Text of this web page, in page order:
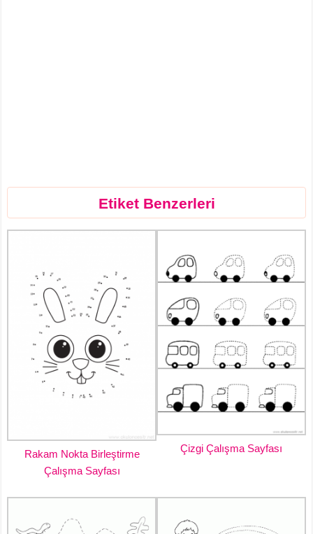
Etiket Benzerleri
Rakam Nokta Birleştirme
Çalışma Sayfası
Çizgi Çalışma Sayfası